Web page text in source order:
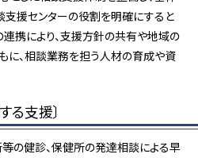
支援センターの役割を明確にすると
携により、支援方針の共有や地域の
に、相談業務を担う人材の育成や資
る支援〕
の健診、保健所の発達相談による早